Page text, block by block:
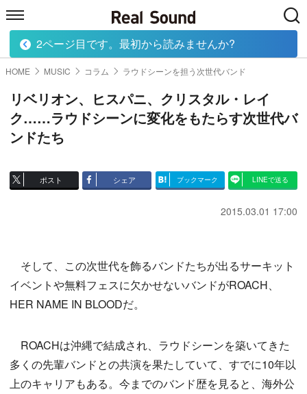
HOME MUSIC MOVIE TECH
HOME MUSIC コラム ラウドシーンを担う次世代バンド
リベリオン、ヒスパニ、クリスタル・レイ
ク……ラウドシーンに変化をもたらす次世代バ
ンドたち
ポスト シェア ブックマーク LINEで送る
2015.03.01 17:00
そして、この次世代を飾るバンドたちが出るサーキット
イベントや無料フェスに欠かせないバンドがROACH、
HER NAME IN BLOODだ。
ROACHは沖縄で結成され、ラウドシーンを築いてきた
多くの先輩バンドとの共演を果たしていて、すでに10年以
上のキャリアもある。今までのバンド歴を見ると、海外公
2ページ目です。最初から読みませんか?